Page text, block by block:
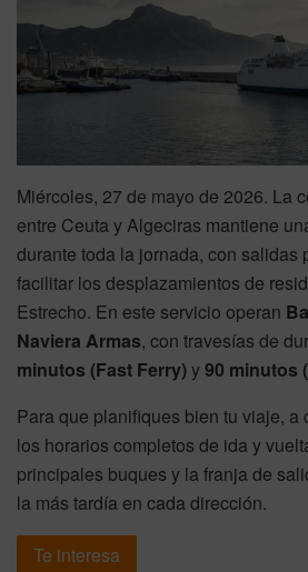
Miércoles, 27 de mayo de 2026. La
entre Ceuta y Algeciras mantiene
durante toda la jornada, con salidas
facilitar los desplazamientos de
Estrecho. En este servicio operan
Naviera Armas, con travesías de
minutos (Fast Ferry)y90 minutos
Para que planifiques bien tu viaje, a
los horarios completos de ida y
principales buques y la franja de
la más tardía en cada dirección.
Te interesa